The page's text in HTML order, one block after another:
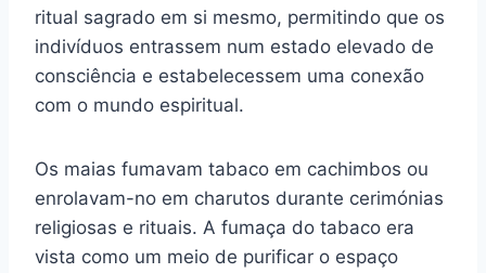
ritual sagrado em si mesmo, permitindo que os
indivíduos entrassem num estado elevado de
consciência e estabelecessem uma conexão
com o mundo espiritual.
Os maias fumavam tabaco em cachimbos ou
enrolavam-no em charutos durante cerimónias
religiosas e rituais. A fumaça do tabaco era
vista como um meio de purificar o espaço